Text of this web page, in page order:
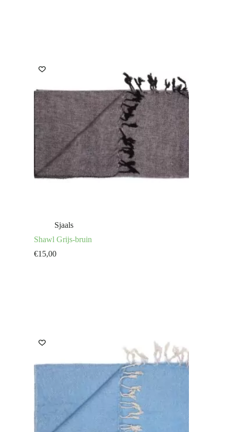
Sjaals
Shawl Grijs-bruin
€15,00